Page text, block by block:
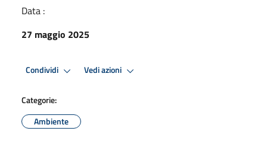
Data :
27 maggio 2025
Condividi Vedi azioni
Categorie:
Ambiente